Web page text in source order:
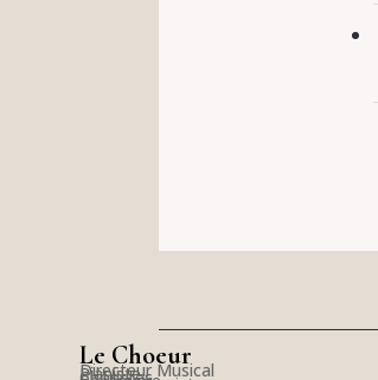
Le Choeur
Directeur Musical
Pianiste